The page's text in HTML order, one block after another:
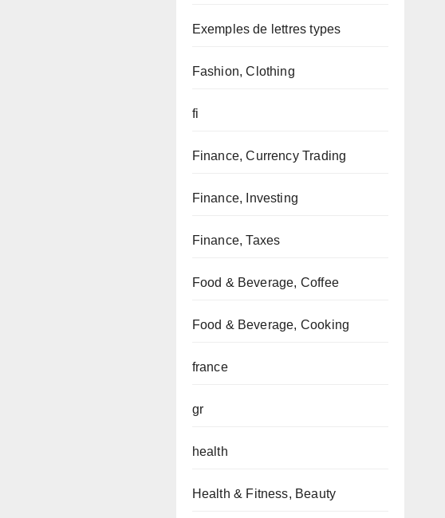
Exemples de lettres types
Fashion, Clothing
fi
Finance, Currency Trading
Finance, Investing
Finance, Taxes
Food & Beverage, Coffee
Food & Beverage, Cooking
france
gr
health
Health & Fitness, Beauty